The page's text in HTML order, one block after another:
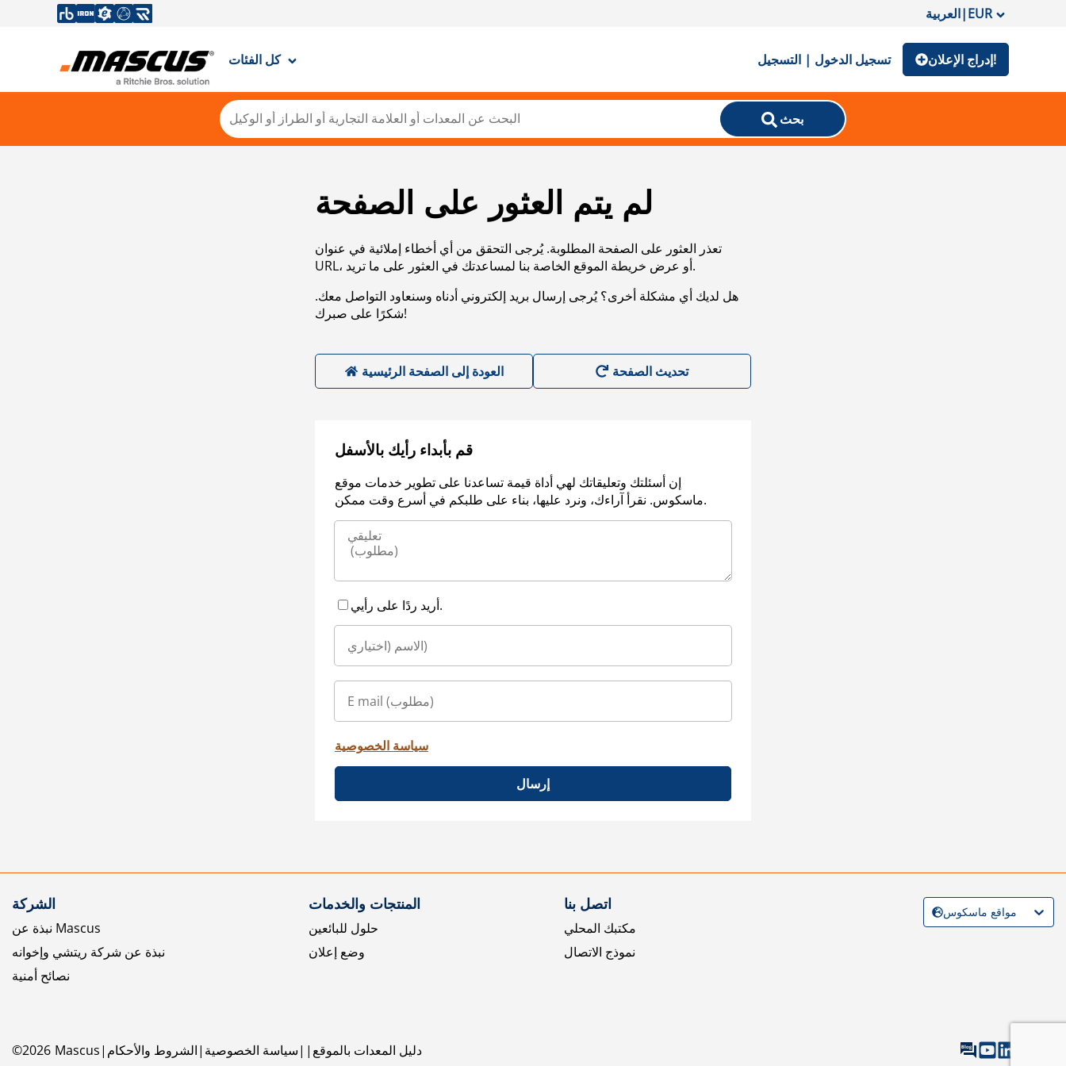
العربية|EUR
كل الفئات تسجيل الدخول | التسجيل إدراج الإعلان!
بحث
لم يتم العثور على الصفحة
تعذر العثور على الصفحة المطلوبة. يُرجى التحقق من أي أخطاء إملائية في عنوان
URL، أو عرض خريطة الموقع الخاصة بنا لمساعدتك في العثور على ما تريد.
هل لديك أي مشكلة أخرى؟ يُرجى إرسال بريد إلكتروني أدناه وسنعاود التواصل معك.
شكرًا على صبرك!
العودة إلى الصفحة الرئيسية
قم بأبداء رأيك بالأسفل
إن أسئلتك وتعليقاتك لهي أداة قيمة تساعدنا على تطوير خدمات موقع
ماسكوس. نقرأ آراءك، ونرد عليها، بناء على طلبكم في أسرع وقت ممكن.
أريد ردًا على رأيي.
سياسة الخصوصية
إرسال
الشركة
نبذة عن Mascus
نبذة عن شركة ريتشي وإخوانه
نصائح أمنية
المنتجات والخدمات
حلول للبائعين
وضع إعلان
اتصل بنا
مكتبك المحلي
نموذج الاتصال
©2026 Mascus الشروط والأحكام سياسة الخصوصية دليل المعدات بالموقع
مواقع ماسكوس